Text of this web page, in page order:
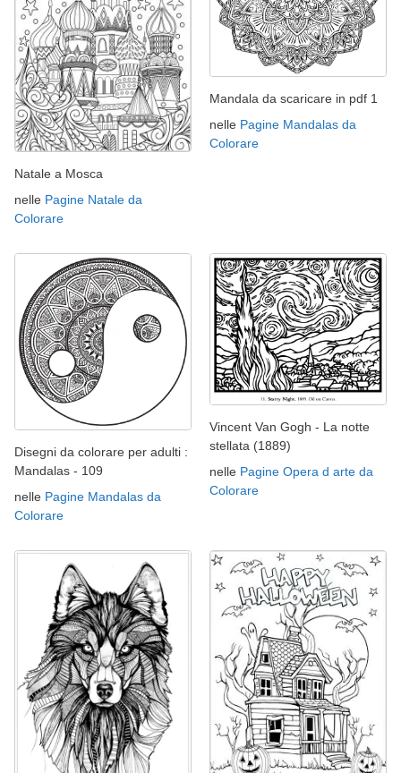
Natale a Mosca
nelle Pagine Natale da
Colorare
Mandala da scaricare in pdf 1
nelle Pagine Mandalas da
Colorare
Disegni da colorare per adulti :
Mandalas - 109
nelle Pagine Mandalas da
Colorare
Vincent Van Gogh - La notte
stellata (1889)
nelle Pagine Opera d arte da
Colorare